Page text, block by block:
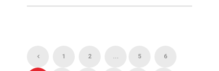
1 2 ... 5 6